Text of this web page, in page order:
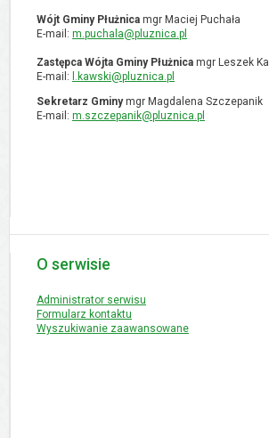
Wójt Gminy Płużnica mgr Maciej Puchała
E-mail: m.puchala@pluznica.pl
Zastępca Wójta Gminy Płużnica mgr Leszek
E-mail:
l.kawski@pluznica.pl
Sekretarz Gminymgr Magdalena Szczepanik
E-mail: m.szczepanik@pluznica.pl
O serwisie
Administrator serwisu
Formularz kontaktu
Wyszukiwanie zaawansowane